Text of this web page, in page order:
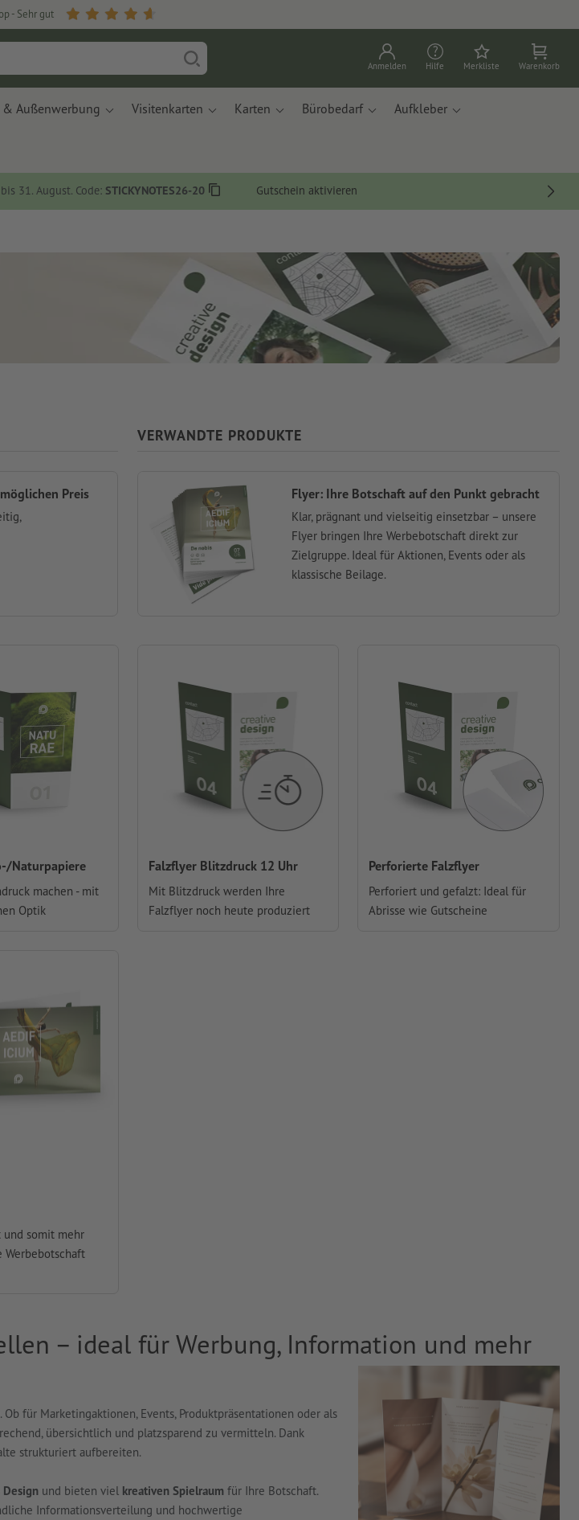
- Sehr gut
Anmelden Hilfe Merkliste Warenkorb
& Außenwerbung Visitenkarten Karten Bürobedarf Aufkleber
31. August. Code: STICKYNOTES26-20 Gutschein aktivieren
Preis
VERWANDTE PRODUKTE
Flyer: Ihre Botschaft auf den Punkt gebracht
Klar, prägnant und vielseitig einsetzbar – unsere
Flyer bringen Ihre Werbebotschaft direkt zur
Zielgruppe. Ideal für Aktionen, Events oder als
klassische Beilage.
Naturpapiere
machen - mit
Optik
Falzflyer Blitzdruck 12 Uhr
Mit Blitzdruck werden Ihre
Falzflyer noch heute produziert
Perforierte Falzflyer
Perforiert und gefalzt: Ideal für
Abrisse wie Gutscheine
und somit mehr
Werbebotschaft
– ideal für Werbung, Information und mehr
für Marketingaktionen, Events, Produktpräsentationen oder als
übersichtlich und platzsparend zu vermitteln. Dank
strukturiert aufbereiten.
und bieten viel kreativen Spielraum für Ihre Botschaft.
Informationsverteilung und hochwertige